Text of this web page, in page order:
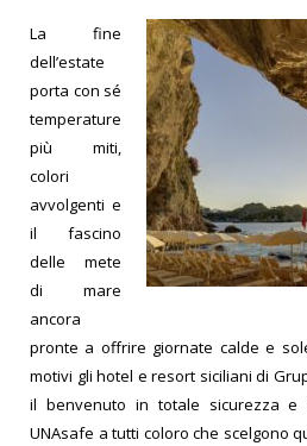
La fine
dell’estate
porta con sé
temperature
più miti,
colori
avvolgenti e
il fascino
delle mete
di mare
ancora
pronte a offrire giornate calde e
motivi gli hotel e resort siciliani di
il benvenuto in totale sicurezza e
UNAsafe a tutti coloro che scelgono